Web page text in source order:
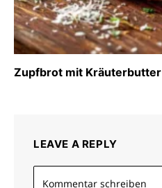
Zupfbrot mit Kräuterbutter
LEAVE A REPLY